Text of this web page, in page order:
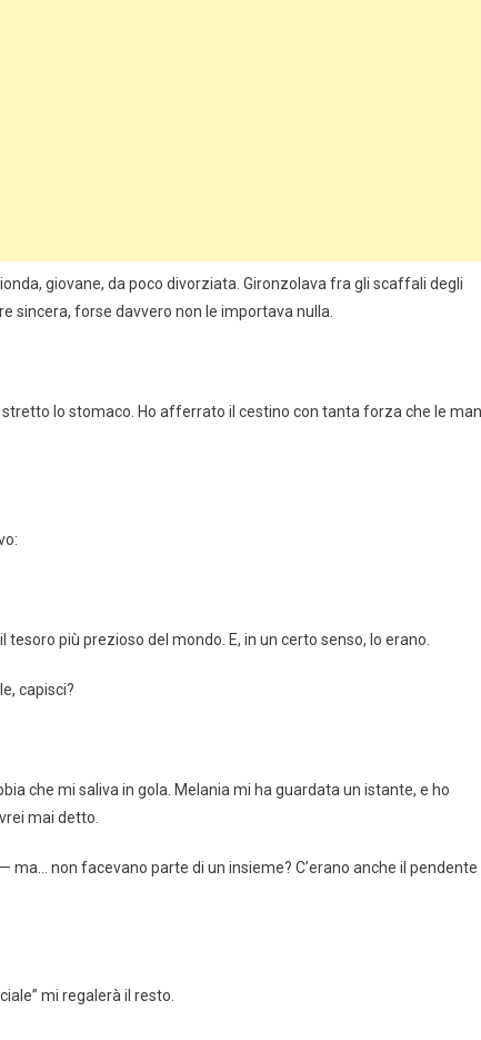
giovane, da poco divorziata. Gironzolava fra gli scaffali degli
sincera, forse davvero non le importava nulla.
lo stomaco. Ho afferrato il cestino con tanta forza che le
più prezioso del mondo. E, in un certo senso, lo erano.
capisci?
che mi saliva in gola. Melania mi ha guardata un istante, e ho
mai detto.
non facevano parte di un insieme? C’erano anche il pendente
mi regalerà il resto.